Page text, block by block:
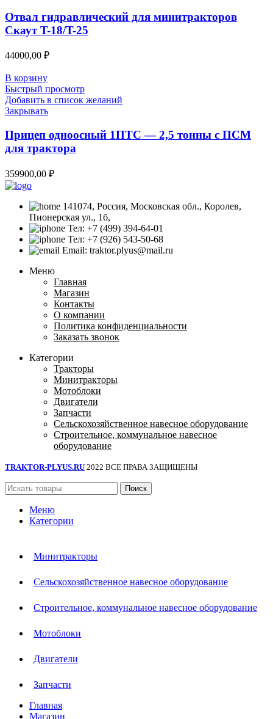
Отвал гидравлический для минитракторов
Скаут T-18/T-25
44000,00 ₽
В корзину
Быстрый просмотр
Добавить в список желаний
Закрывать
Прицеп одноосный 1ПТС — 2,5 тонны с ПСМ
для трактора
359900,00 ₽
141074, Россия, Московская обл., Королев,
Пионерская ул., 1б,
Тел: +7 (499) 394-64-01
Тел: +7 (926) 543-50-68
Email: traktor.plyus@mail.ru
Меню
Главная
Магазин
Контакты
О компании
Политика конфиденциальности
Заказать звонок
Категории
Тракторы
Минитракторы
Мотоблоки
Двигатели
Запчасти
Сельскохозяйственное навесное оборудование
Строительное, коммунальное навесное
оборудование
TRAKTOR-PLYUS.RU 2022 ВСЕ ПРАВА ЗАЩИЩЕНЫ
Поиск
Меню
Категории
Минитракторы
Сельскохозяйственное навесное оборудование
Строительное, коммунальное навесное оборудование
Мотоблоки
Двигатели
Запчасти
Главная
Магазин